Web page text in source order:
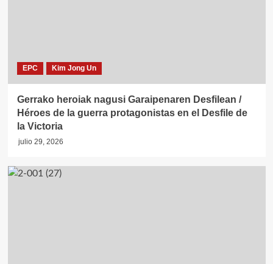
EPC Kim Jong Un
Gerrako heroiak nagusi Garaipenaren Desfilean /
Héroes de la guerra protagonistas en el Desfile de
la Victoria
julio 29, 2026